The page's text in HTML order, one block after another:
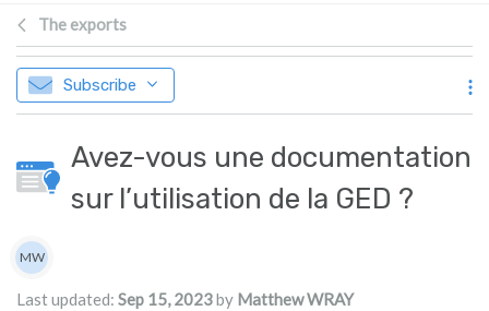
The exports
Subscribe
Avez-vous une documentation
sur l’utilisation de la GED ?
Authors list
MW
Last updated: Sep 15, 2023by Matthew WRAY